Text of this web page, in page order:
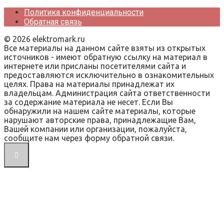
Политика конфиденциальности
Обратная связь
© 2026 elektromark.ru
Все материалы на данном сайте взяты из открытых
источников - имеют обратную ссылку на материал в
интернете или присланы посетителями сайта и
предоставляются исключительно в ознакомительных
целях. Права на материалы принадлежат их
владельцам. Администрация сайта ответственности
за содержание материала не несет. Если Вы
обнаружили на нашем сайте материалы, которые
нарушают авторские права, принадлежащие Вам,
Вашей компании или организации, пожалуйста,
сообщите нам через форму обратной связи.